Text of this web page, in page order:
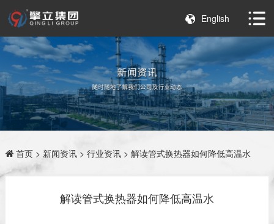
English
首页> 新闻资讯> 行业资讯> 解读管式换热器如何降低高温水
解读管式换热器如何降低高温水